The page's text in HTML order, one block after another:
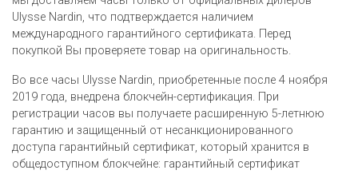
Ulysse Nardin, что подтверждается наличием
международного гарантийного сертификата. Перед
покупкой Вы проверяете товар на оригинальность.
Во все часы Ulysse Nardin, приобретенные после 4 ноября
2019 года, внедрена блокчейн-сертификация. При
регистрации часов вы получаете расширенную 5-летнюю
гарантию и защищенный от несанкционированного
доступа гарантийный сертификат, который хранится в
общедоступном блокчейне: гарантийный сертификат